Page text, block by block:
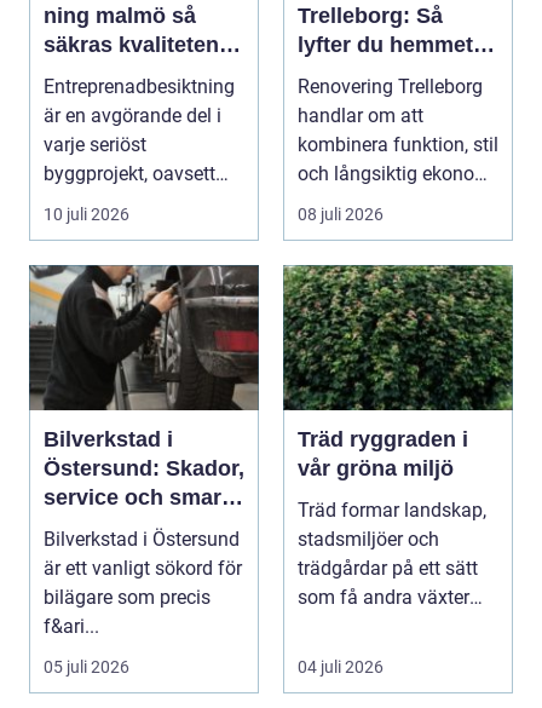
ning malmö så
säkras kvaliteten i
byggprojekt
Entreprenadbesiktning
är en avgörande del i
varje seriöst
byggprojekt, oavsett
om det handlar om en
10 juli 2026
Trelleborg: Så
lyfter du hemmet
på ett smart sätt
Renovering Trelleborg
handlar om att
kombinera funktion, stil
och långsiktig ekonomi
i samma p...
08 juli 2026
Bilverkstad i
Östersund: Skador,
service och smarta
val för din bil
Bilverkstad i Östersund
är ett vanligt sökord för
bilägare som precis
f&ari...
05 juli 2026
Träd ryggraden i
vår gröna miljö
Träd formar landskap,
stadsmiljöer och
trädgårdar på ett sätt
som få andra växter
04 juli 2026